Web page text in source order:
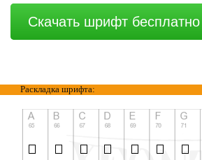
Скачать шрифт бесплатно
Раскладка шрифта: